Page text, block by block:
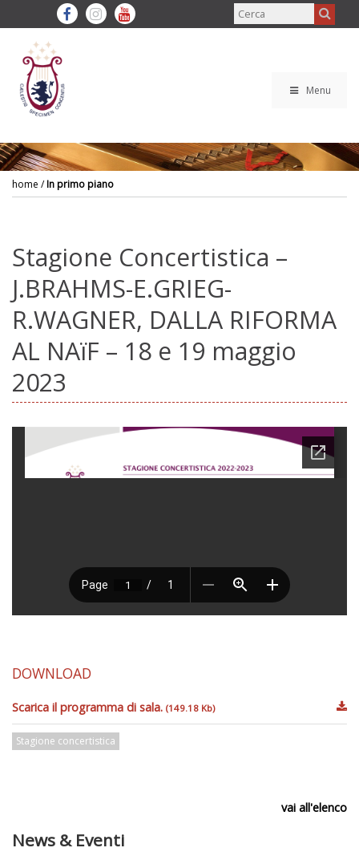
Menu
home /In primo piano
Stagione Concertistica –
J.BRAHMS-E.GRIEG-
R.WAGNER, DALLA RIFORMA
AL NAïF – 18 e 19 maggio
2023
DOWNLOAD
Scarica il programma di sala. (149.18 Kb)
Stagione concertistica
vai all'elenco
News & Eventi